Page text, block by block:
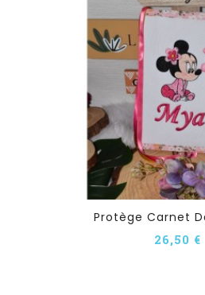
Protège Carnet
26,50 €